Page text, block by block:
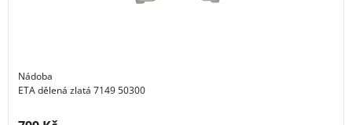
Nádoba
ETA dělená zlatá 7149 50300